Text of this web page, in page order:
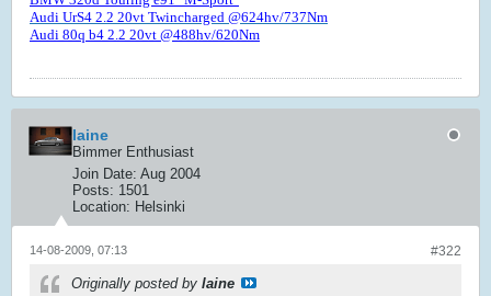
Audi UrS4 2.2 20vt Twincharged @624hv/737Nm
Audi 80q b4 2.2 20vt @488hv/620Nm
laine
Bimmer Enthusiast
Join Date: Aug 2004
Posts: 1501
Location: Helsinki
#322
14-08-2009, 07:13
Originally posted by laine